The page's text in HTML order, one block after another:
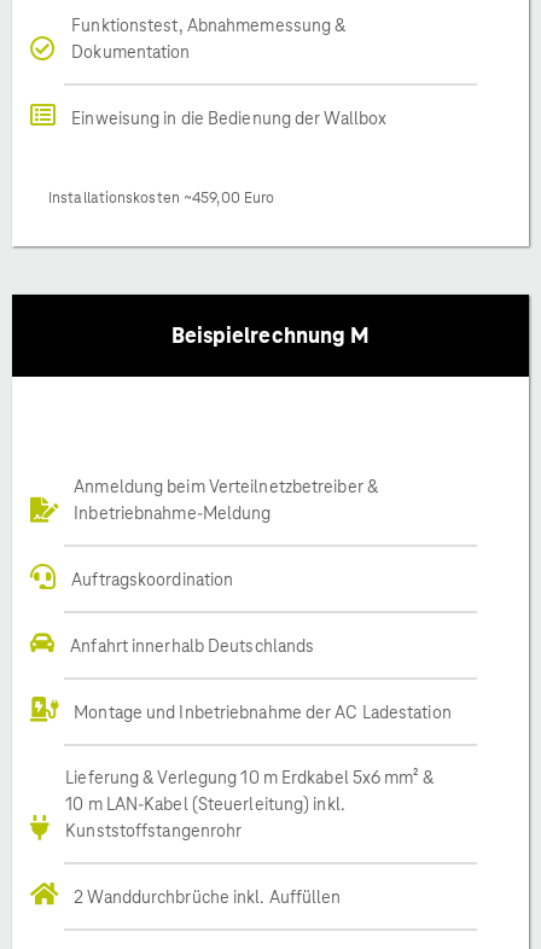
Funktionstest, Abnahmemessung &
Dokumentation
Einweisung in die Bedienung der Wallbox
Installationskosten ~459,00 Euro
Beispielrechnung M
Anmeldung beim Verteilnetzbetreiber &
Inbetriebnahme-Meldung
Auftragskoordination
Anfahrt innerhalb Deutschlands
Montage und Inbetriebnahme der AC Ladestation
Lieferung & Verlegung 10 m Erdkabel 5x6 mm² &
10 m LAN-Kabel (Steuerleitung) inkl.
Kunststoffstangenrohr
2 Wanddurchbrüche inkl. Auffüllen